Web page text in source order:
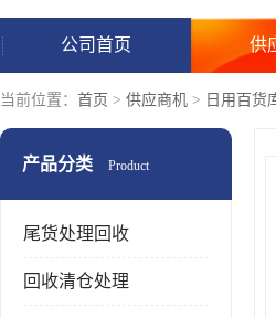
公司首页 供
当前位置： 首页 > 供应商机 > 日用百货
产品分类 Product
尾货处理回收
回收清仓处理